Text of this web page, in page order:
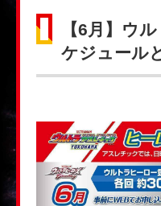
【6月】ウ
ケジュール